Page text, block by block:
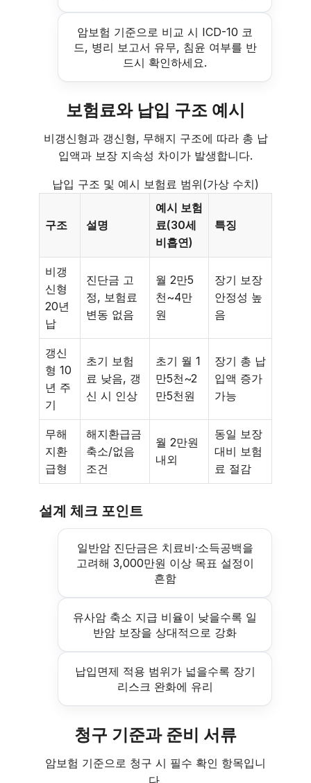
암보험 기준으로 비교 시 ICD-10 코
드, 병리 보고서 유무, 침윤 여부를 반
드시 확인하세요.
보험료와 납입 구조 예시
비갱신형과 갱신형, 무해지 구조에 따라 총 납
입액과 보장 지속성 차이가 발생합니다.
납입 구조 및 예시 보험료 범위(가상 수치)
구조 설명
예시 보험
료(30세
비흡연)
특징
비갱
신형
20년
납
진단금 고
정, 보험료
변동 없음
월 2만5
천~4만
원
장기 보장
안정성 높
음
갱신
형 10
년 주
기
초기 보험
료 낮음, 갱
신 시 인상
초기 월 1
만5천~2
만5천원
장기 총 납
입액 증가
가능
무해
지환
급형
해지환급금
축소/없음
조건
월 2만원
내외
동일 보장
대비 보험
료 절감
설계 체크 포인트
일반암 진단금은 치료비·소득공백을
고려해 3,000만원 이상 목표 설정이
흔함
유사암 축소 지급 비율이 낮을수록 일
반암 보장을 상대적으로 강화
납입면제 적용 범위가 넓을수록 장기
리스크 완화에 유리
청구 기준과 준비 서류
암보험 기준으로 청구 시 필수 확인 항목입니
다.